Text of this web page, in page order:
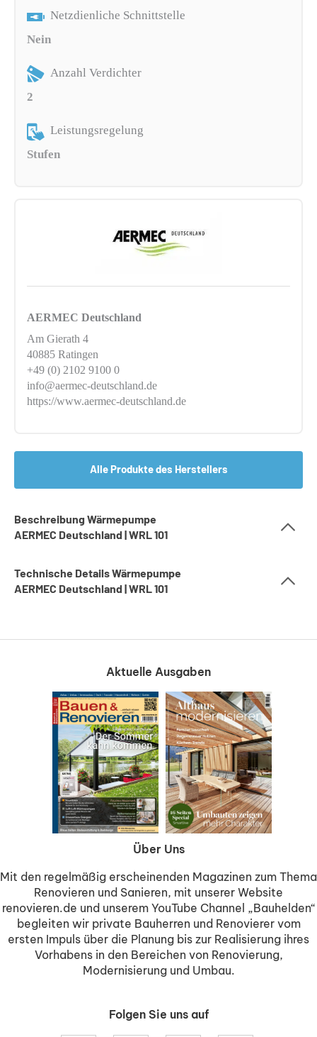
Netzdienliche Schnittstelle
Nein
Anzahl Verdichter
2
Leistungsregelung
Stufen
AERMEC Deutschland
Am Gierath 4
40885 Ratingen
+49 (0) 2102 9100 0
info@aermec-deutschland.de
https://www.aermec-deutschland.de
Alle Produkte des Herstellers
Beschreibung Wärmepumpe
AERMEC Deutschland | WRL 101
Technische Details Wärmepumpe
AERMEC Deutschland | WRL 101
Aktuelle Ausgaben
Über Uns
Mit den regelmäßig erscheinenden Magazinen zum Thema
Renovieren und Sanieren, mit unserer Website
renovieren.de und unserem YouTube Channel „Bauhelden“
begleiten wir private Bauherren und Renovierer vom
ersten Impuls über die Planung bis zur Realisierung ihres
Vorhabens in den Bereichen von Renovierung,
Modernisierung und Umbau.
Folgen Sie uns auf